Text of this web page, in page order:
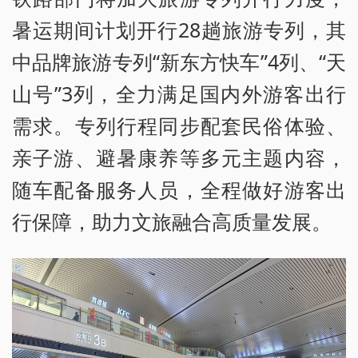
暑运期间计划开行28趟旅游专列，其
中品牌旅游专列“新东方快车”4列、“天
山号”3列，全力满足国内外游客出行
需求。专列行程同步配套民俗体验、
亲子游、避暑康养等多元主题内容，
随车配备服务人员，全程做好游客出
行保障，助力文旅融合高质量发展。